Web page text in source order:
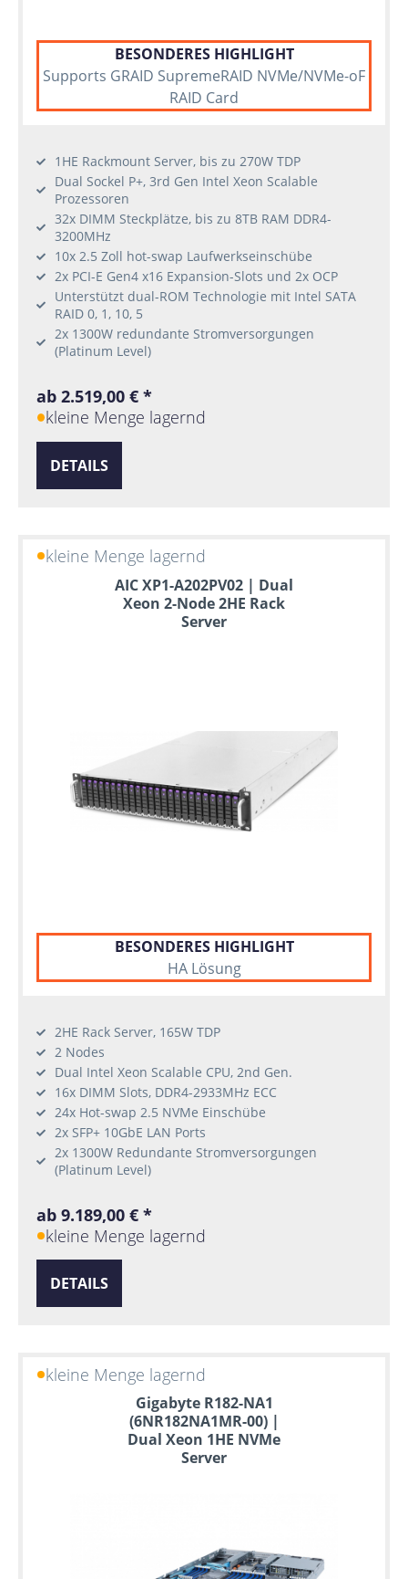
BESONDERES HIGHLIGHT
Supports GRAID SupremeRAID NVMe/NVMe-oF
RAID Card
1HE Rackmount Server, bis zu 270W TDP
Dual Sockel P+, 3rd Gen Intel Xeon Scalable
Prozessoren
32x DIMM Steckplätze, bis zu 8TB RAM DDR4-
3200MHz
10x 2.5 Zoll hot-swap Laufwerkseinschübe
2x PCI-E Gen4 x16 Expansion-Slots und 2x OCP
Unterstützt dual-ROM Technologie mit Intel SATA
RAID 0, 1, 10, 5
2x 1300W redundante Stromversorgungen
(Platinum Level)
ab 2.519,00 € *
kleine Menge lagernd
DETAILS
kleine Menge lagernd
AIC XP1-A202PV02 | Dual
Xeon 2-Node 2HE Rack
Server
BESONDERES HIGHLIGHT
HA Lösung
2HE Rack Server, 165W TDP
2 Nodes
Dual Intel Xeon Scalable CPU, 2nd Gen.
16x DIMM Slots, DDR4-2933MHz ECC
24x Hot-swap 2.5 NVMe Einschübe
2x SFP+ 10GbE LAN Ports
2x 1300W Redundante Stromversorgungen
(Platinum Level)
ab 9.189,00 € *
kleine Menge lagernd
DETAILS
kleine Menge lagernd
Gigabyte R182-NA1
(6NR182NA1MR-00) |
Dual Xeon 1HE NVMe
Server